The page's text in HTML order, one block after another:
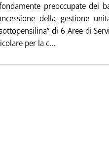
preoccupate dei
della gestione
di 6 Aree di
per la c...